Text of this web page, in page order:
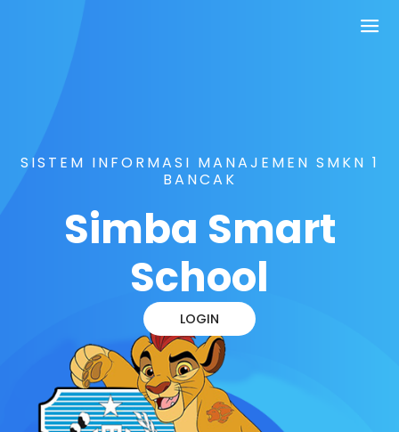
SISTEM INFORMASI MANAJEMEN SMKN 1
BANCAK
Simba Smart
School
LOGIN